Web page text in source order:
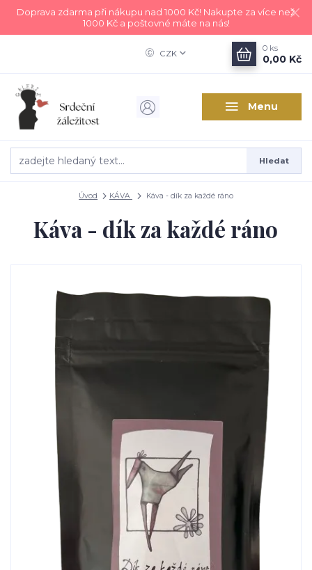
Doprava zdarma při nákupu nad 1000 Kč! Nakupte za více než
1000 Kč a poštovné máte na nás!
Menu
CZK
Hledat
0 ks
0,00 Kč
Úvod KÁVA Káva - dík za každé ráno
Káva - dík za každé ráno